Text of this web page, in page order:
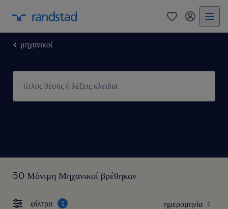
0 my
μηχανικοί
50 Μόνιμη Μηχανικοί βρέθηκαν
φίλτρα 2